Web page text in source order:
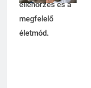
ellenőrzés és a
megfelelő
életmód.